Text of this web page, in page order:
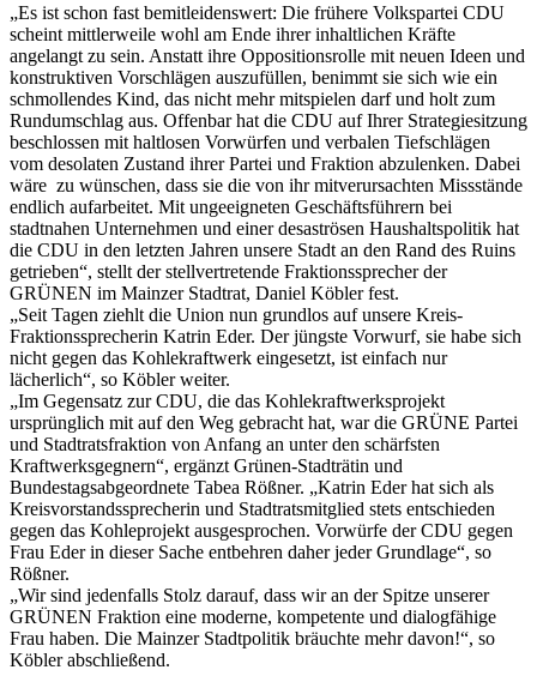
„Es ist schon fast bemitleidenswert: Die frühere Volkspartei CDU
scheint mittlerweile wohl am Ende ihrer inhaltlichen Kräfte
angelangt zu sein. Anstatt ihre Oppositionsrolle mit neuen Ideen und
konstruktiven Vorschlägen auszufüllen, benimmt sie sich wie ein
schmollendes Kind, das nicht mehr mitspielen darf und holt zum
Rundumschlag aus. Offenbar hat die CDU auf Ihrer Strategiesitzung
beschlossen mit haltlosen Vorwürfen und verbalen Tiefschlägen
vom desolaten Zustand ihrer Partei und Fraktion abzulenken. Dabei
wäre zu wünschen, dass sie die von ihr mitverursachten Missstände
endlich aufarbeitet. Mit ungeeigneten Geschäftsführern bei
stadtnahen Unternehmen und einer desaströsen Haushaltspolitik hat
die CDU in den letzten Jahren unsere Stadt an den Rand des Ruins
getrieben“, stellt der stellvertretende Fraktionssprecher der
GRÜNEN im Mainzer Stadtrat, Daniel Köbler fest.
„Seit Tagen ziehlt die Union nun grundlos auf unsere Kreis-
Fraktionssprecherin Katrin Eder. Der jüngste Vorwurf, sie habe sich
nicht gegen das Kohlekraftwerk eingesetzt, ist einfach nur
lächerlich“, so Köbler weiter.
„Im Gegensatz zur CDU, die das Kohlekraftwerksprojekt
ursprünglich mit auf den Weg gebracht hat, war die GRÜNE Partei
und Stadtratsfraktion von Anfang an unter den schärfsten
Kraftwerksgegnern“, ergänzt Grünen-Stadträtin und
Bundestagsabgeordnete Tabea Rößner. „Katrin Eder hat sich als
Kreisvorstandssprecherin und Stadtratsmitglied stets entschieden
gegen das Kohleprojekt ausgesprochen. Vorwürfe der CDU gegen
Frau Eder in dieser Sache entbehren daher jeder Grundlage“, so
Rößner.
„Wir sind jedenfalls Stolz darauf, dass wir an der Spitze unserer
GRÜNEN Fraktion eine moderne, kompetente und dialogfähige
Frau haben. Die Mainzer Stadtpolitik bräuchte mehr davon!“, so
Köbler abschließend.